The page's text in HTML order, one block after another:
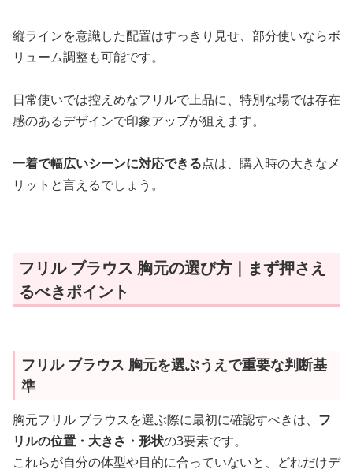
縦ラインを意識した配置はすっきり見せ、部分使いならボ
リューム調整も可能です。
日常使いでは控えめなフリルで上品に、特別な場では存在
感のあるデザインで印象アップが狙えます。
一着で幅広いシーンに対応できる点は、購入時の大きなメ
リットと言えるでしょう。
フリル ブラウス 胸元の選び方｜まず押さえ
るべきポイント
フリル ブラウス 胸元を選ぶうえで重要な判断基
準
胸元フリル ブラウスを選ぶ際に最初に確認すべきは、 フ
リルの位置・大きさ・形状の3要素です。
これらが自分の体型や目的に合っていないと、どれだけデ